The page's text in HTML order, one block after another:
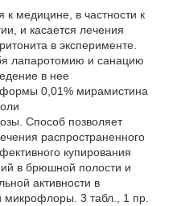
к медицине, в частности к
и касается лечения
в эксперименте.
лапаротомию и санацию
в нее
0,01% мирамистина
Способ позволяет
распространенного
купирования
в брюшной полости и
активности в
микрофлоры. 3 табл., 1 пр.